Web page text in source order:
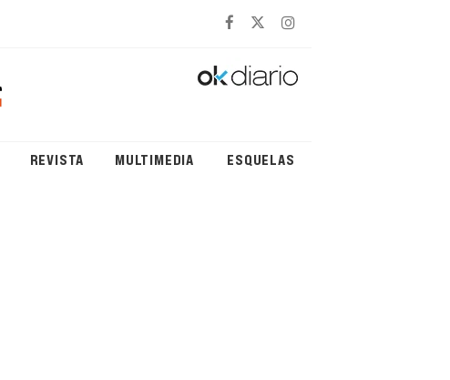
REVISTA MULTIMEDIA ESQUELAS